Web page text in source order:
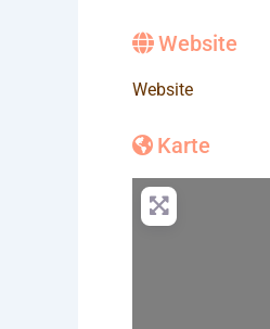
Website
Website
Karte